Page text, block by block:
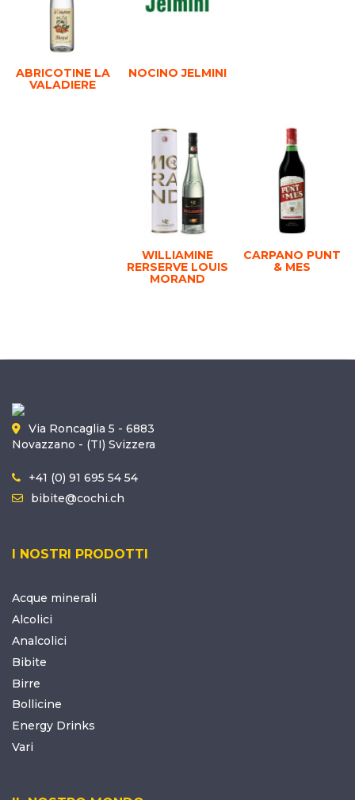
ABRICOTINE LA
VALADIERE
NOCINO JELMINI
WILLIAMINE
RERSERVE LOUIS
MORAND
CARPANO PUNT
& MES
Via Roncaglia 5 - 6883
Novazzano - (TI) Svizzera
+41 (0) 91 695 54 54
bibite@cochi.ch
I NOSTRI PRODOTTI
Acque minerali
Alcolici
Analcolici
Bibite
Birre
Bollicine
Energy Drinks
Vari